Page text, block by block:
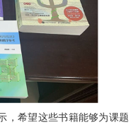
，希望这些书籍能够为课题